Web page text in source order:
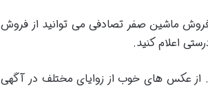
ماشین صفر تصادفی می توانید از فروش
اعلام کنید.
از عکس های خوب از زوایای مختلف در آگهی